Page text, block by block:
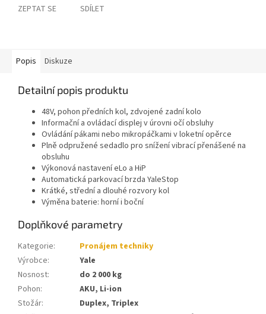
ZEPTAT SE SDÍLET
Popis Diskuze
Detailní popis produktu
48V, pohon předních kol, zdvojené zadní kolo
Informační a ovládací displej v úrovni očí obsluhy
Ovládání pákami nebo mikropáčkami v loketní opěrce
Plně odpružené sedadlo pro snížení vibrací přenášené na
obsluhu
Výkonová nastavení eLo a HiP
Automatická parkovací brzda YaleStop
Krátké, střední a dlouhé rozvory kol
Výměna baterie: horní i boční
Doplňkové parametry
Kategorie:
Pronájem techniky
Výrobce:
Yale
Nosnost:
do 2 000 kg
Pohon:
AKU, Li-ion
Stožár:
Duplex, Triplex